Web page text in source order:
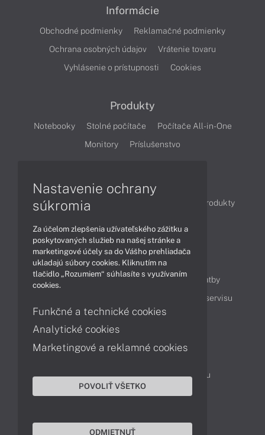
Informácie
Obchodné podmienky
Reklamačné podmienky
Ochrana osobných údajov
Vrátenie tovaru
Vyhlásenie o prístupnosti
Cookies
Produkty
Notebooky Stolné počítače
Počítače All-in-One
Monitory
Príslušenstvo
Články
Obchodné informácie
Produkty
Obsah
Ako nakupovať
Možnosti doručenia a platby
Cenník servisu
Kontakty
043 4224 771
Servisné oddelenie
Reklamácia tovaru
Nastavenie ochrany
súkromia
Za účelom zlepšenia užívateľského zážitku a
poskytovaných služieb na našej stránke a
marketingové účely sa do Vášho prehliadača
ukladajú súbory cookies. Kliknutím na
tlačidlo „Rozumiem“ súhlasíte s využívaním
cookies.
Funkčné a technické cookies
Analytické cookies
Marketingové a reklamné cookies
POVOLIŤ VŠETKO
ODMIETNUŤ